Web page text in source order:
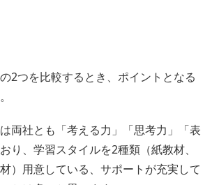
2つを比較するとき、ポイントとなる
。
両社とも「考える力」「思考力」「表
り、学習スタイルを2種類（紙教材、
）用意している、サポートが充実して